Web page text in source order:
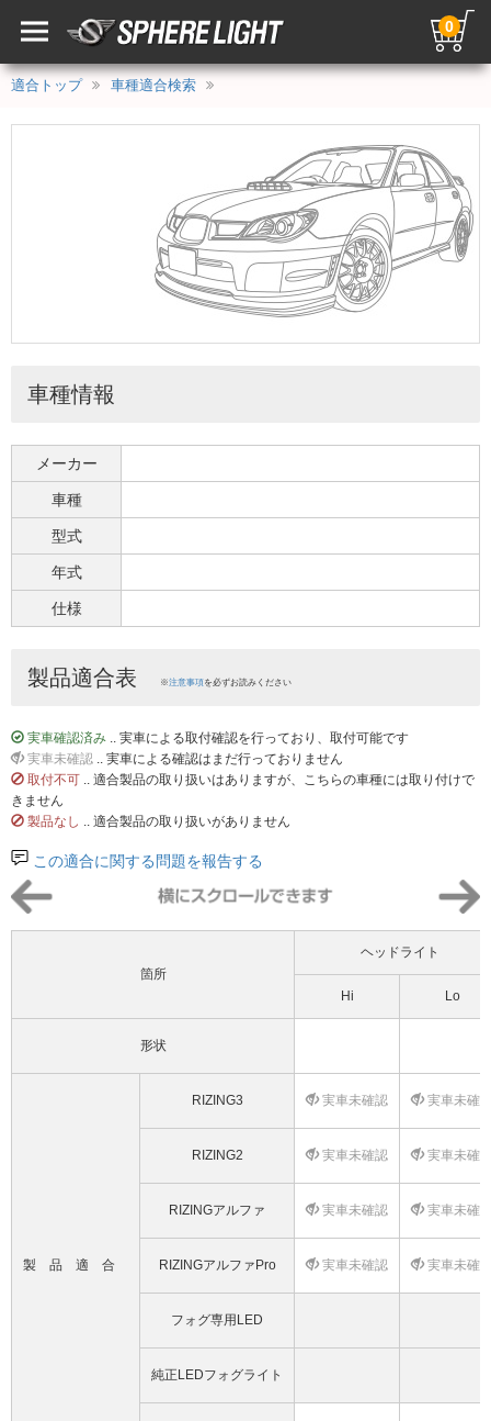
0
適合トップ 車種適合検索
車種情報
メーカー
車種
型式
年式
仕様
製品適合表 ※注意事項を必ずお読みください
実車確認済み .. 実車による取付確認を行っており、取付可能です
実車未確認 .. 実車による確認はまだ行っておりません
取付不可 .. 適合製品の取り扱いはありますが、こちらの車種には取り付けで
きません
製品なし .. 適合製品の取り扱いがありません
この適合に関する問題を報告する
箇所
ヘッドライト
Hi Lo
形状
製品適合
RIZING3 実車未確認 実車未確
RIZING2 実車未確認 実車未確
RIZINGアルファ 実車未確認 実車未確
RIZINGアルファPro 実車未確認 実車未確
フォグ専用LED
純正LEDフォグライト